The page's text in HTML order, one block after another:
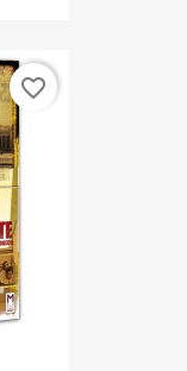
favorite_border